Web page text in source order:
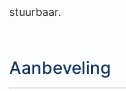
stuurbaar.
Aanbeveling